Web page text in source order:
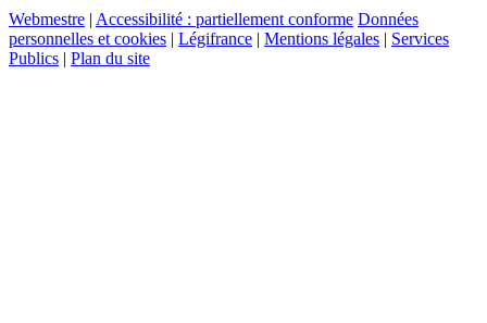
Webmestre | Accessibilité : partiellement conforme Données
personnelles et cookies | Légifrance | Mentions légales | Services
Publics | Plan du site